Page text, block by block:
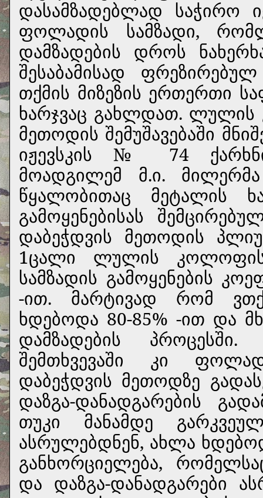
დასამზადებლად საჭირო
ფოლადის სამზადი,
დამზადების დროს
შესაბამისად
თქმის მიზეზის ერთერთი
ხარჯვაც გახლდათ.
მეთოდის შემუშავებაში
იჟევსკის № 74
მოადგილემ მ.ი.
წყალობითაც მეტალის
გამოყენებისას
დაბეჭდვის მეთოდის
1ცალი ლულის კოლოფის
სამზადის გამოყენების
-ით. მარტივად რომ
ხდებოდა 80-85% -ით და
დამზადების პროცესში.
შემთხვევაში კი
დაბეჭდვის მეთოდზე
დაზგა-დანადგარების
თუკი მანამდე
ასრულებდნენ, ახლა
განხორციელება,
და დაზგა-დანადგარები